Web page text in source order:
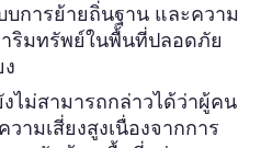
บการย้ายถิ่นฐาน และความ
ริมทรัพย์ในพื้นที่ปลอดภัย
ไม่สามารถกล่าวได้ว่าผู้คน
ามเสี่ยงสูงเนื่องจากการ